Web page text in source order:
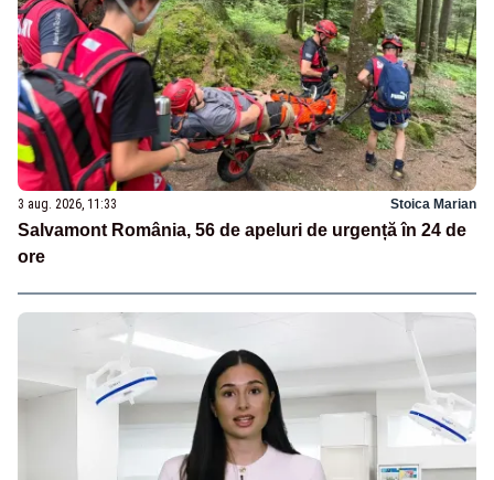
3 aug. 2026, 11:33 Stoica Marian
Salvamont România, 56 de apeluri de urgență în 24 de
ore